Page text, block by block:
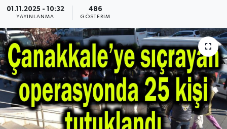
01.11.2025 - 10:32
YAYINLANMA
486
GÖSTERIM
Sağlık